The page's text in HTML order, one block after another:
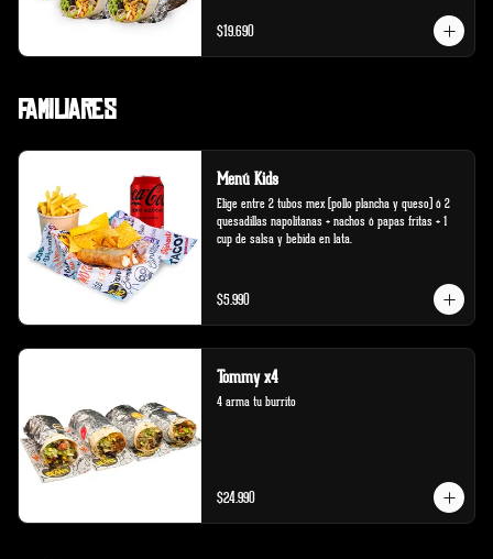
$19.690
Familiares
Menú Kids
Elige entre 2 tubos mex (pollo plancha y queso) ó 2
quesadillas napolitanas + nachos ó papas fritas + 1
cup de salsa y bebida en lata.
$5.990
Tommy x4
4 arma tu burrito
$24.990